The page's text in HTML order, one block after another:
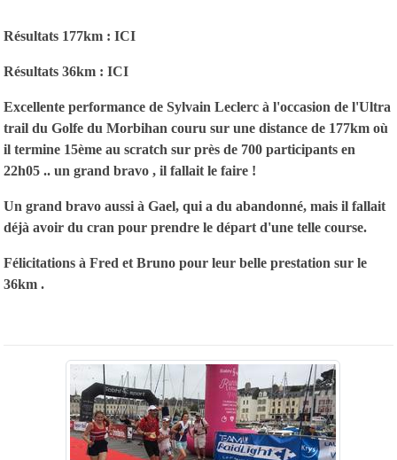
Résultats 177km : ICI
Résultats 36km : ICI
Excellente performance de Sylvain Leclerc à l'occasion de l'Ultra
trail du Golfe du Morbihan couru sur une distance de 177km où
il termine 15ème au scratch sur près de 700 participants en
22h05 .. un grand bravo , il fallait le faire !
Un grand bravo aussi à Gael, qui a du abandonné, mais il fallait
déjà avoir du cran pour prendre le départ d'une telle course.
Félicitations à Fred et Bruno pour leur belle prestation sur le
36km .